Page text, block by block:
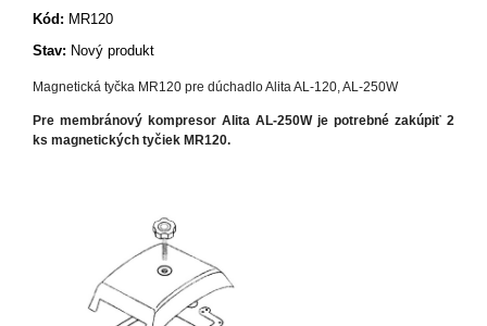
Kód: MR120
Stav: Nový produkt
Magnetická tyčka MR120 pre dúchadlo Alita AL-120, AL-250W
Pre membránový kompresor Alita AL-250W je potrebné zakúpiť 2
ks magnetických tyčiek MR120.